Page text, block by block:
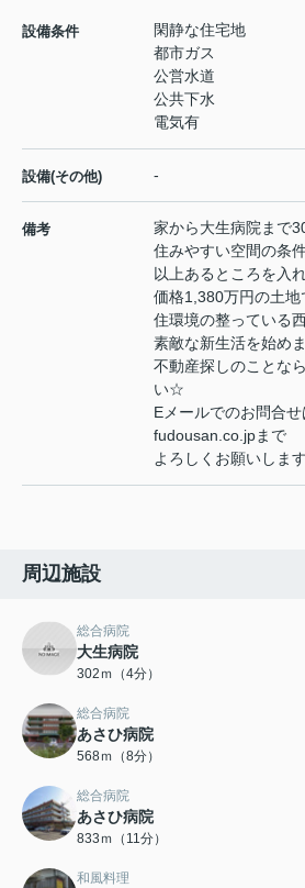
設備条件
閑静な住宅地
都市ガス
公営水道
公共下水
電気有
設備(その他) -
備考
家から大生病院まで
住みやすい空間の条
以上あるところを入
価格1,380万円の土
住環境の整っている
素敵な新生活を始め
不動産探しのことな
い☆
Eメールでのお問合
fudousan.co.jpまで
よろしくお願いしま
周辺施設
総合病院
大生病院
302ｍ（4分）
総合病院
あさひ病院
568ｍ（8分）
総合病院
あさひ病院
833ｍ（11分）
和風料理